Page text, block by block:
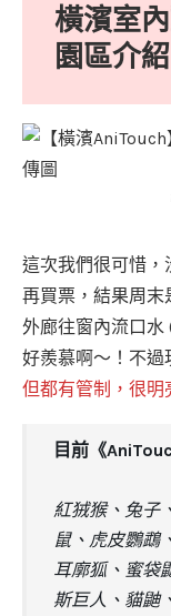
橫濱室
園區介紹
這次我們很可惜，
再買票，結果周末
外廊往窗內流口水
好羨慕啊～！不過
但都有管制，很明
目前《
紅狨猴、兔子
鼠、虎皮鸚鵡
耳廓狐、蜜袋
斯巨人、貓鼬